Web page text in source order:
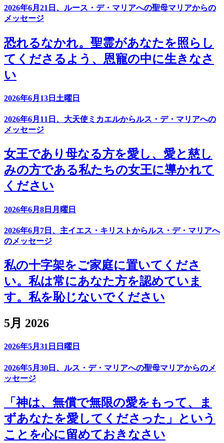
2026年6月21日、ルース・デ・マリアへの聖母マリアからの
メッセージ
恐れるなかれ。聖霊があなたを照らし
てくださるよう、恩寵の中に生きなさ
い
2026年6月13日土曜日
2026年6月11日、大天使ミカエルからルス・デ・マリアへの
メッセージ
女王であり母なる方を愛し、愛と慈し
みの方である私たちの女王に導かれて
ください
2026年6月8日月曜日
2026年6月7日、主イエス・キリストからルス・デ・マリアへ
のメッセージ
私の十字架をご家庭に置いてくださ
い。私は常にあなた方を認めていま
す。私を恥じないでください
5月 2026
2026年5月31日日曜日
2026年5月30日、ルス・デ・マリアへの聖母マリアからのメ
ッセージ
「神は、無償で無限の愛をもって、ま
ずあなたを愛してくださった」という
ことを心に留めておきなさい